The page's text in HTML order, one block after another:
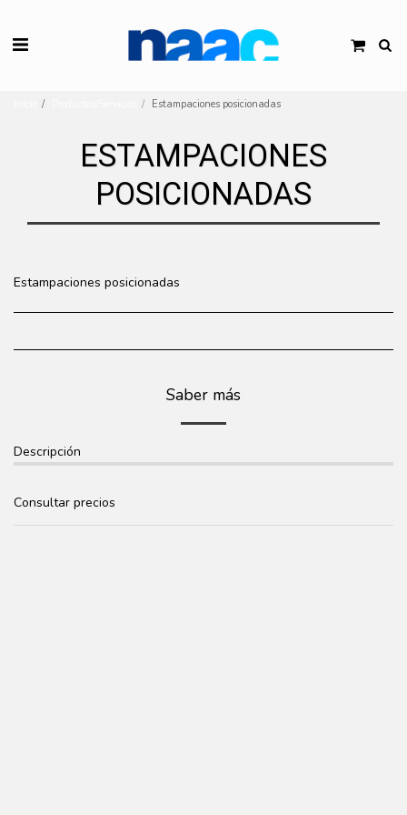
Estampaciones posicionadas
ESTAMPACIONES
POSICIONADAS
Estampaciones posicionadas
Saber más
Descripción
Consultar precios